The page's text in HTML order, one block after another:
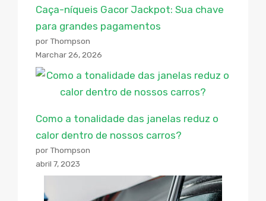
Caça-níqueis Gacor Jackpot: Sua chave
para grandes pagamentos
por Thompson
Marchar 26, 2026
Como a tonalidade das janelas reduz o
calor dentro de nossos carros?
por Thompson
abril 7, 2023